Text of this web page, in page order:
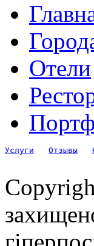
Отели
Услуги Отзывы